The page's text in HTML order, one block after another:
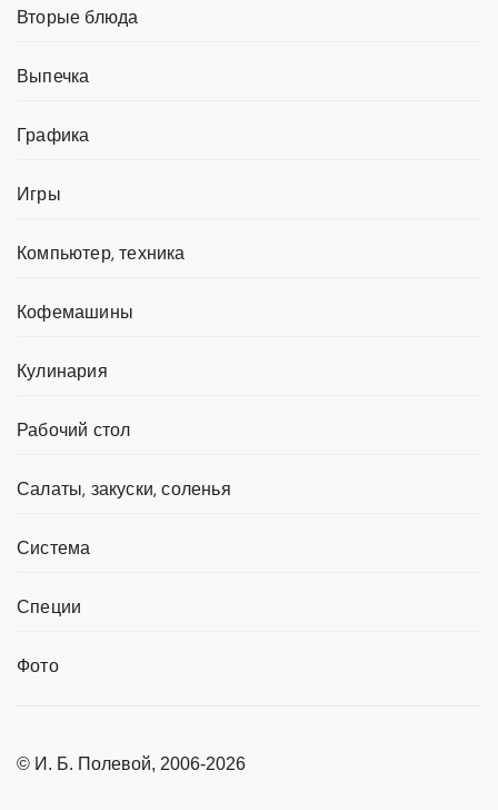
Вторые блюда
Выпечка
Графика
Игры
Компьютер, техника
Кофемашины
Кулинария
Рабочий стол
Салаты, закуски, соленья
Система
Специи
Фото
© И. Б. Полевой, 2006-2026